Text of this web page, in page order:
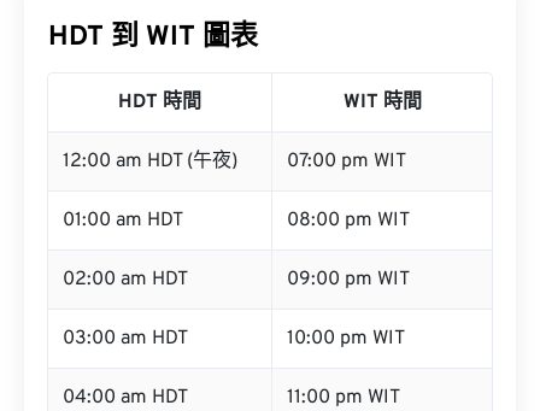
HDT 到 WIT 圖表
HDT 時間 WIT 時間
12:00 am HDT (午夜) 07:00 pm WIT
01:00 am HDT 08:00 pm WIT
02:00 am HDT 09:00 pm WIT
03:00 am HDT 10:00 pm WIT
04:00 am HDT 11:00 pm WIT